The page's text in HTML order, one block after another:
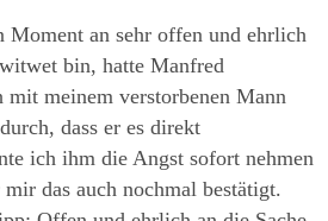
Moment an sehr offen und ehrlich
bin, hatte Manfred
mit meinem verstorbenen Mann
dass er es direkt
ich ihm die Angst sofort nehmen
das auch nochmal bestätigt.